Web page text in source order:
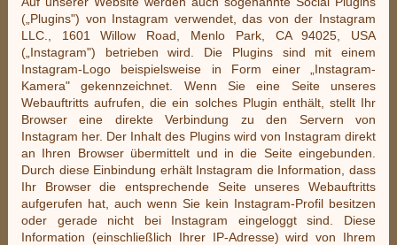
(„Plugins") von Instagram verwendet, das von der Instagram
LLC., 1601 Willow Road, Menlo Park, CA 94025, USA
(„Instagram") betrieben wird. Die Plugins sind mit einem
Instagram-Logo beispielsweise in Form einer „Instagram-
Kamera" gekennzeichnet. Wenn Sie eine Seite unseres
Webauftritts aufrufen, die ein solches Plugin enthält, stellt Ihr
Browser eine direkte Verbindung zu den Servern von
Instagram her. Der Inhalt des Plugins wird von Instagram direkt
an Ihren Browser übermittelt und in die Seite eingebunden.
Durch diese Einbindung erhält Instagram die Information, dass
Ihr Browser die entsprechende Seite unseres Webauftritts
aufgerufen hat, auch wenn Sie kein Instagram-Profil besitzen
oder gerade nicht bei Instagram eingeloggt sind. Diese
Information (einschließlich Ihrer IP-Adresse) wird von Ihrem